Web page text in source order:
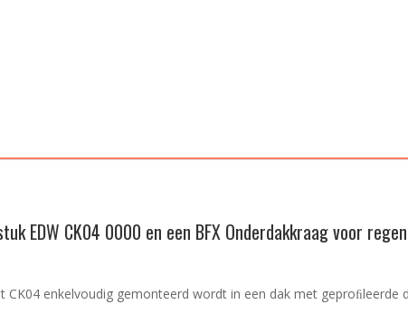
EDW CK04 0000 en een BFX Onderdakkraag voor
enkelvoudig gemonteerd wordt in een dak met geproﬁleerde